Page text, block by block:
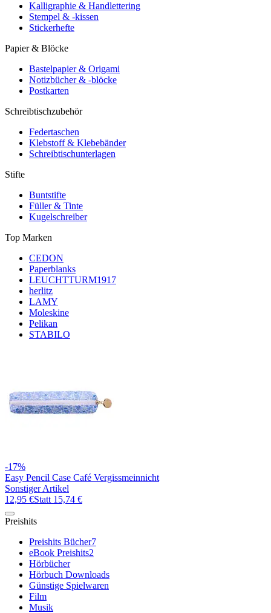
Kalligraphie & Handlettering
Stempel & -kissen
Stickerhefte
Papier & Blöcke
Bastelpapier & Origami
Notizbücher & -blöcke
Postkarten
Schreibtischzubehör
Federtaschen
Klebstoff & Klebebänder
Schreibtischunterlagen
Stifte
Buntstifte
Füller & Tinte
Kugelschreiber
Top Marken
CEDON
Paperblanks
LEUCHTTURM1917
herlitz
LAMY
Moleskine
Pelikan
STABILO
-17%
Easy Pencil Case Café Vergissmeinnicht
Sonstiger Artikel
12,95 €Statt 15,74 €
Preishits
Preishits Bücher7
eBook Preishits2
Hörbücher
Hörbuch Downloads
Günstige Spielwaren
Film
Musik